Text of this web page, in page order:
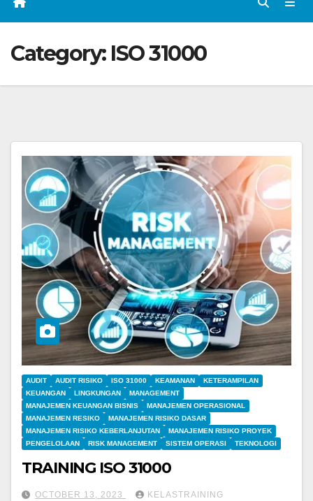
Category: ISO 31000
AUDIT AUDIT RISIKO ISO 31000 KEAMANAN
KETERAMPILAN
KEUANGAN
LINGKUNGAN
MANAGEMENT
MANAJEMEN KEUANGAN BISNIS
MANAJEMEN OPERASIONAL
MANAJEMEN RESIKO
MANAJEMEN RISIKO DASAR
MANAJEMEN RISIKO KEBERLANJUTAN
MANAJEMEN RISIKO PROYEK
PENGELOLAAN
RISK MANAGEMENT SISTEM OPERASI TEKNOLOGI
TRAINING ISO 31000
OCTOBER 13, 2023 KELASTRAINING